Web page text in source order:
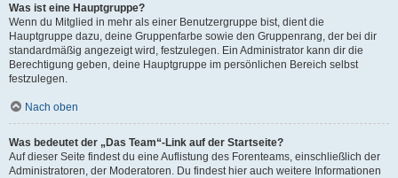
Was ist eine Hauptgruppe?
Wenn du Mitglied in mehr als einer Benutzergruppe bist, dient die
Hauptgruppe dazu, deine Gruppenfarbe sowie den Gruppenrang, der bei dir
standardmäßig angezeigt wird, festzulegen. Ein Administrator kann dir die
Berechtigung geben, deine Hauptgruppe im persönlichen Bereich selbst
festzulegen.
Nach oben
Was bedeutet der „Das Team“-Link auf der Startseite?
Auf dieser Seite findest du eine Auflistung des Forenteams, einschließlich der
Administratoren, der Moderatoren. Du findest hier auch weitere Informationen